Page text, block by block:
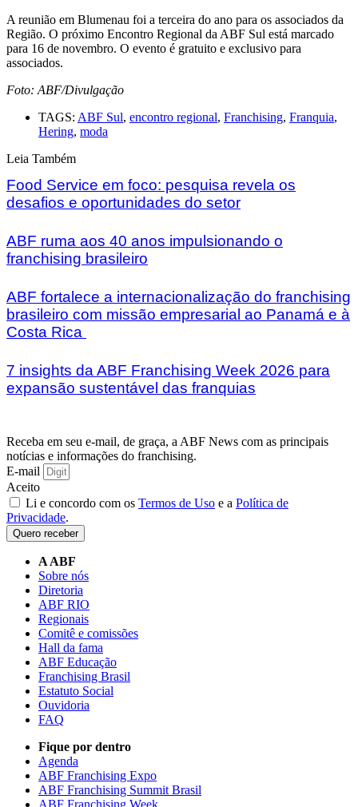
A reunião em Blumenau foi a terceira do ano para os associados da
Região. O próximo Encontro Regional da ABF Sul está marcado
para 16 de novembro. O evento é gratuito e exclusivo para
associados.
Foto: ABF/Divulgação
TAGS: ABF Sul, encontro regional, Franchising, Franquia,
Hering, moda
Leia Também
Food Service em foco: pesquisa revela os
desafios e oportunidades do setor
ABF ruma aos 40 anos impulsionando o
franchising brasileiro
ABF fortalece a internacionalização do franchising
brasileiro com missão empresarial ao Panamá e à
Costa Rica
7 insights da ABF Franchising Week 2026 para
expansão sustentável das franquias
Receba em seu e-mail, de graça, a ABF News com as principais
notícias e informações do franchising.
E-mail
Aceito
Li e concordo com os Termos de Uso e a Política de
Privacidade.
Quero receber
A ABF
Sobre nós
Diretoria
ABF RIO
Regionais
Comitê e comissões
Hall da fama
ABF Educação
Franchising Brasil
Estatuto Social
Ouvidoria
FAQ
Fique por dentro
Agenda
ABF Franchising Expo
ABF Franchising Summit Brasil
ABF Franchising Week